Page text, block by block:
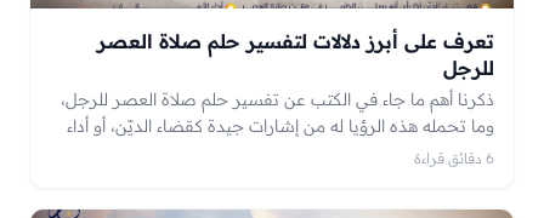
تعرف على أبرز دلالات لتفسير حلم صلاة العصر
للرجل
ذكرنا أهم ما جاء في الكتب عن تفسير حلم صلاة العصر للرجل،
وما تحمله هذه الرؤيا له من إشارات جيدة كقضاء الديّن، أو أداء
فريضة الحج، أو اقتراب قضاء أمرٍ ما كان يسعى إليه. كما تدل
الله.
6 دقائق قراءة